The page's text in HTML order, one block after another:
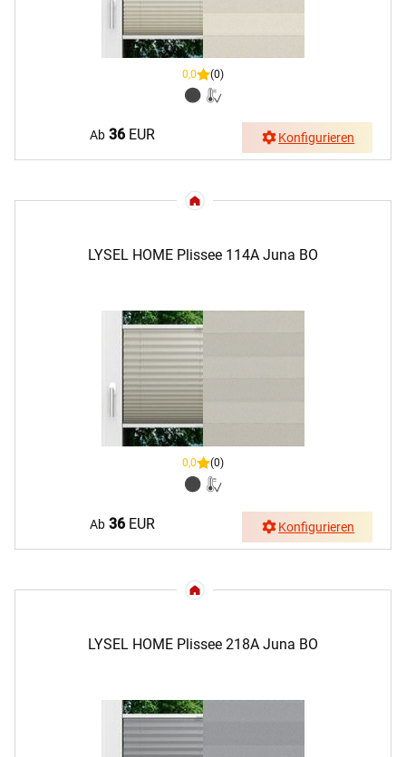
0,0 (0)
Ab 36 EUR Konfigurieren
LYSEL HOME Plissee 114A Juna BO
0,0 (0)
Ab 36 EUR Konfigurieren
LYSEL HOME Plissee 218A Juna BO